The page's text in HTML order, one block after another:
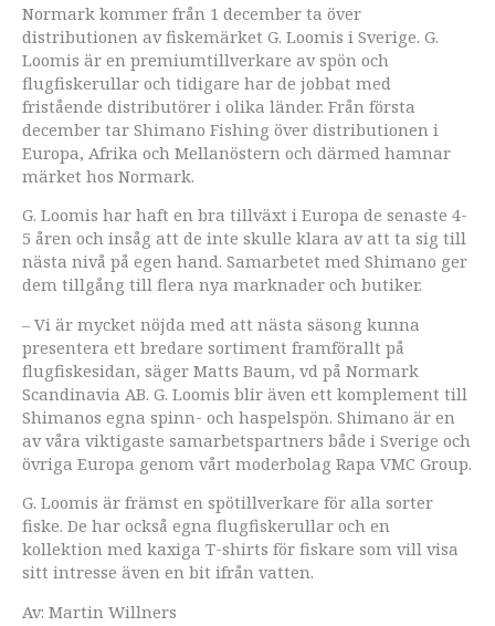
Normark kommer från 1 december ta över
distributionen av fiskemärket G. Loomis i Sverige. G.
Loomis är en premiumtillverkare av spön och
flugfiskerullar och tidigare har de jobbat med
fristående distributörer i olika länder. Från första
december tar Shimano Fishing över distributionen i
Europa, Afrika och Mellanöstern och därmed hamnar
märket hos Normark.
G. Loomis har haft en bra tillväxt i Europa de senaste 4-
5 åren och insåg att de inte skulle klara av att ta sig till
nästa nivå på egen hand. Samarbetet med Shimano ger
dem tillgång till flera nya marknader och butiker.
– Vi är mycket nöjda med att nästa säsong kunna
presentera ett bredare sortiment framförallt på
flugfiskesidan, säger Matts Baum, vd på Normark
Scandinavia AB. G. Loomis blir även ett komplement till
Shimanos egna spinn- och haspelspön. Shimano är en
av våra viktigaste samarbetspartners både i Sverige och
övriga Europa genom vårt moderbolag Rapa VMC Group.
G. Loomis är främst en spötillverkare för alla sorter
fiske. De har också egna flugfiskerullar och en
kollektion med kaxiga T-shirts för fiskare som vill visa
sitt intresse även en bit ifrån vatten.
Av: Martin Willners